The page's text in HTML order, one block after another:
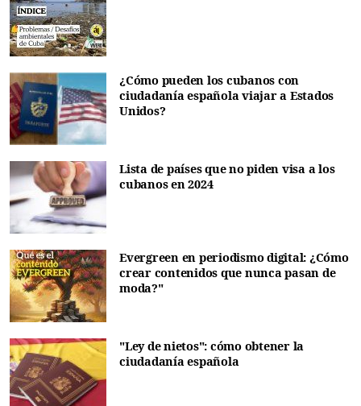
¿Cómo pueden los cubanos con
ciudadanía española viajar a Estados
Unidos?
Lista de países que no piden visa a los
cubanos en 2024
Evergreen en periodismo digital: ¿Cómo
crear contenidos que nunca pasan de
moda?"
"Ley de nietos": cómo obtener la
ciudadanía española